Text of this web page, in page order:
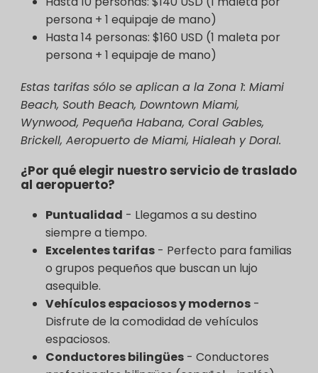
persona + 1 equipaje de mano)
Hasta 14 personas: $160 USD (1 maleta por
persona + 1 equipaje de mano)
Estas tarifas sólo se aplican a la Zona 1: Miami
Beach, South Beach, Downtown Miami,
Wynwood, Pequeña Habana, Coral Gables,
Brickell, Aeropuerto de Miami, Hialeah y Doral.
¿Por qué elegir nuestro servicio de traslado
al aeropuerto?
Puntualidad - Llegamos a su destino
siempre a tiempo.
Excelentes tarifas - Perfecto para familias
o grupos pequeños que buscan un lujo
asequible.
Vehículos espaciosos y modernos -
Disfrute de la comodidad de vehículos
espaciosos.
Conductores bilingües - Conductores